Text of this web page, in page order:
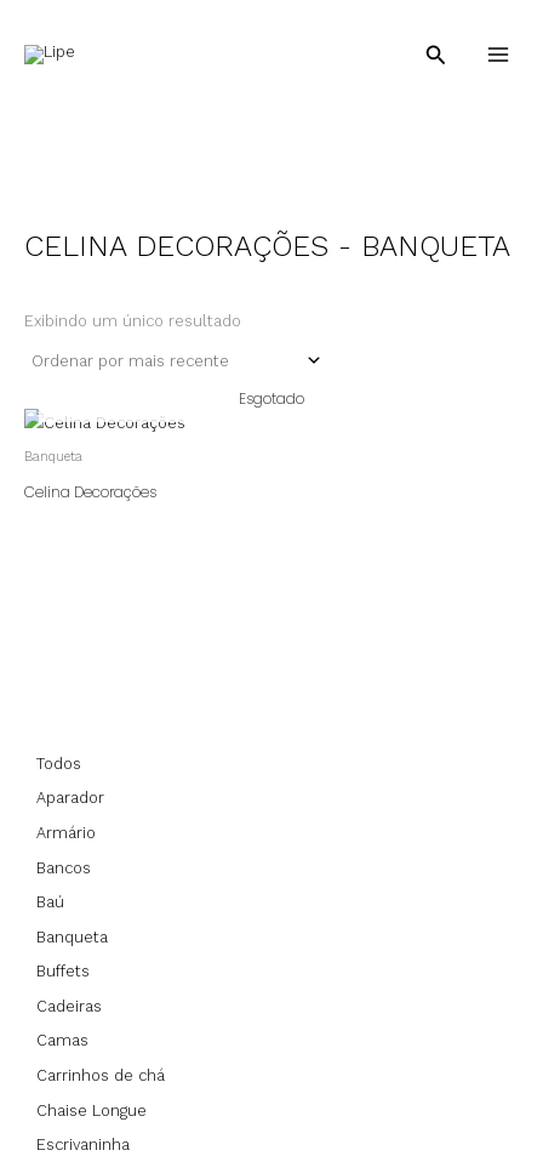
para
Pesquisar
Todos
Aparador
Armário
Bancos
Baú
Banqueta
Buffets
Cadeiras
Camas
Carrinhos de chá
Chaise Longue
Escrivaninha
CELINA DECORAÇÕES - BANQUETA
Exibindo um único resultado
Esgotado
Banqueta
Celina Decorações